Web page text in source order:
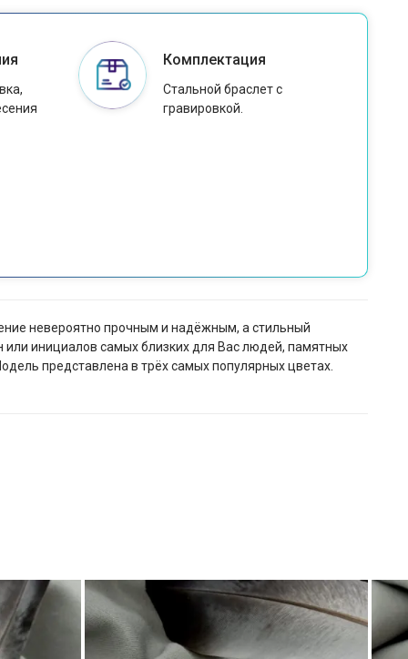
Комплектация
Стальной браслет с
гравировкой.
невероятно прочным и надёжным, а стильный
или инициалов самых близких для Вас людей, памятных
представлена в трёх самых популярных цветах.